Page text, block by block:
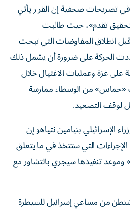
تصريحات صحفية إن القرار يأتي
تقدم»، حيث طالبت
انطلاق المفاوضات التي تبحث
الحركة على ضرورة أن يشمل ذلك
على غزة وعمليات الاغتيال خلال
«حماس» من الوسطاء ممارسة
لوقف التصعيد.
الإسرائيلي ​بنيامين نتياهو ‌إن
الإجراءات التي ‌ستتخذ في ما يتعلق
تنفيذها سيجري بالتشاور ​مع
من مساعي إسرائيل للسيطرة